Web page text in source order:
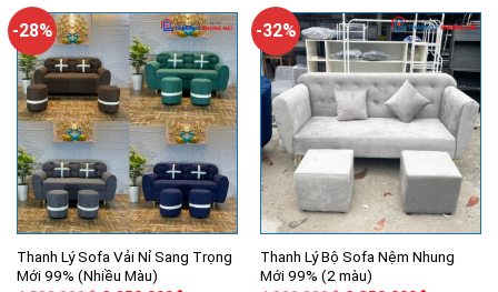
27,300,000₫.
-28%
Thanh Lý Sofa Vải Nỉ Sang Trọng
Mới 99% (Nhiều Màu)
-32%
Thanh Lý Bộ Sofa Nệm Nhung
Mới 99% (2 màu)